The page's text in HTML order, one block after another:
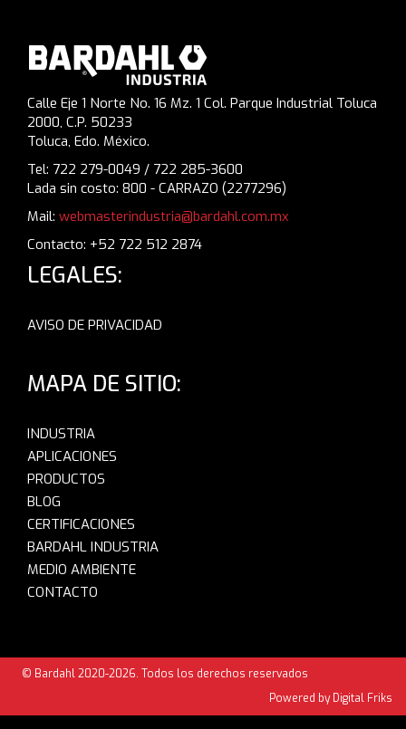
Calle Eje 1 Norte No. 16 Mz. 1 Col. Parque Industrial Toluca
2000, C.P. 50233
Toluca, Edo. México.
Tel: 722 279-0049 / 722 285-3600
Lada sin costo: 800 - CARRAZO (2277296)
Mail: webmasterindustria@bardahl.com.mx
Contacto: +52 722 512 2874
LEGALES:
AVISO DE PRIVACIDAD
MAPA DE SITIO:
INDUSTRIA
APLICACIONES
PRODUCTOS
BLOG
CERTIFICACIONES
BARDAHL INDUSTRIA
MEDIO AMBIENTE
CONTACTO
© Bardahl 2020-2026. Todos los derechos reservados
Powered by Digital Friks